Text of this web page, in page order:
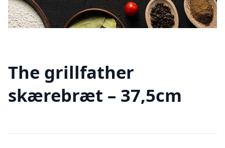
The grillfather
skærebræt – 37,5cm